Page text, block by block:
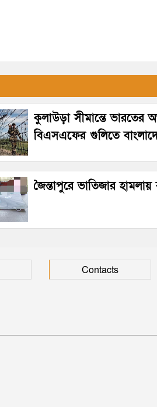
কুলাউড়া সীমান্তে ভারতের
বিএসএফের গুলিতে
জৈন্তাপুরে ভাতিজার হামলায়
Contacts